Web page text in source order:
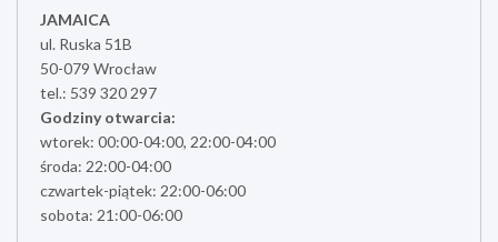
JAMAICA
ul. Ruska 51B
50-079 Wrocław
tel.: 539 320 297
Godziny otwarcia:
wtorek: 00:00-04:00, 22:00-04:00
środa: 22:00-04:00
czwartek-piątek: 22:00-06:00
sobota: 21:00-06:00